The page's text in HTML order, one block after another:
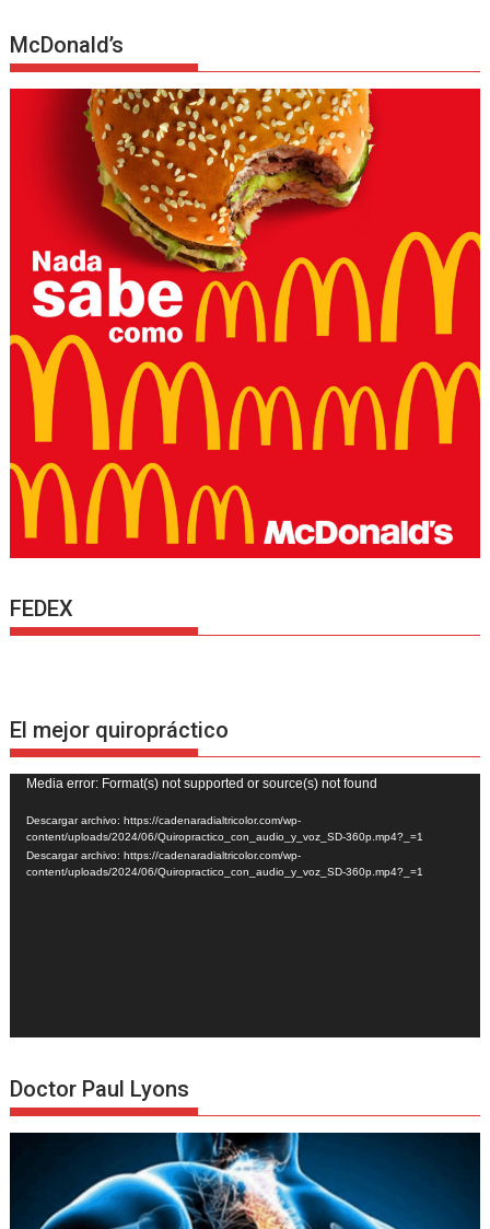
McDonald’s
FEDEX
El mejor quiropráctico
Reproductor
de
vídeo
Media error: Format(s) not supported or source(s) not found
Descargar archivo: https://cadenaradialtricolor.com/wp-
content/uploads/2024/06/Quiropractico_con_audio_y_voz_SD-360p.mp4?_=1
Descargar archivo: https://cadenaradialtricolor.com/wp-
content/uploads/2024/06/Quiropractico_con_audio_y_voz_SD-360p.mp4?_=1
Doctor Paul Lyons